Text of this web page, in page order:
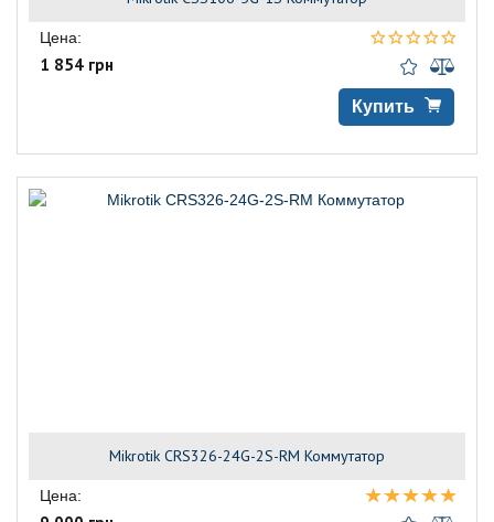
Цена:
1 854 грн
Купить
Mikrotik CRS326-24G-2S-RM Коммутатор
Цена: